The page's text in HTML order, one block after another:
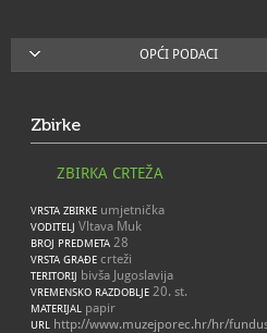
OPĆI PODACI
Zbirke
ZBIRKA CRTEŽA
VRSTA ZBIRKE umjetnička
VODITELJ Vltava Muk
BROJ PREDMETA 28
VRSTA GRAĐE crteži
TERITORIJ bivša Jugoslavija
VREMENSKO RAZDOBLJE 20. st.
MATERIJAL papir
URL http://www.muzejporec.hr/hr/